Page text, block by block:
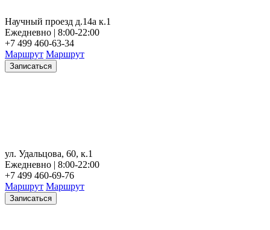
Научный проезд д.14а к.1
Ежедневно | 8:00-22:00
+7 499 460-63-34
Маршрут Маршрут
Записаться
ул. Удальцова, 60, к.1
Ежедневно | 8:00-22:00
+7 499 460-69-76
Маршрут Маршрут
Записаться